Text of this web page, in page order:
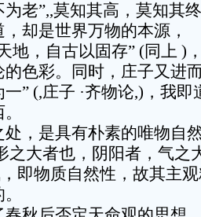
老”,,莫知其高，莫知其
却是世界万物的本源，
地，自古以固存” (同上 )
色彩。同时，庄子又进
” (,庄子 ·齐物论,)，我
，是具有朴素的唯物自
之大者也，阴阳者，气之
即物质自然性，故其主